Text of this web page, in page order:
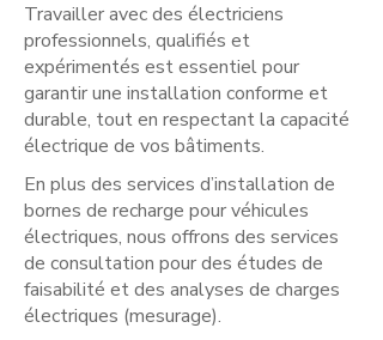
Travailler avec des électriciens
professionnels, qualifiés et
expérimentés est essentiel pour
garantir une installation conforme et
durable, tout en respectant la capacité
électrique de vos bâtiments.
En plus des services d’installation de
bornes de recharge pour véhicules
électriques, nous offrons des services
de consultation pour des études de
faisabilité et des analyses de charges
électriques (mesurage).